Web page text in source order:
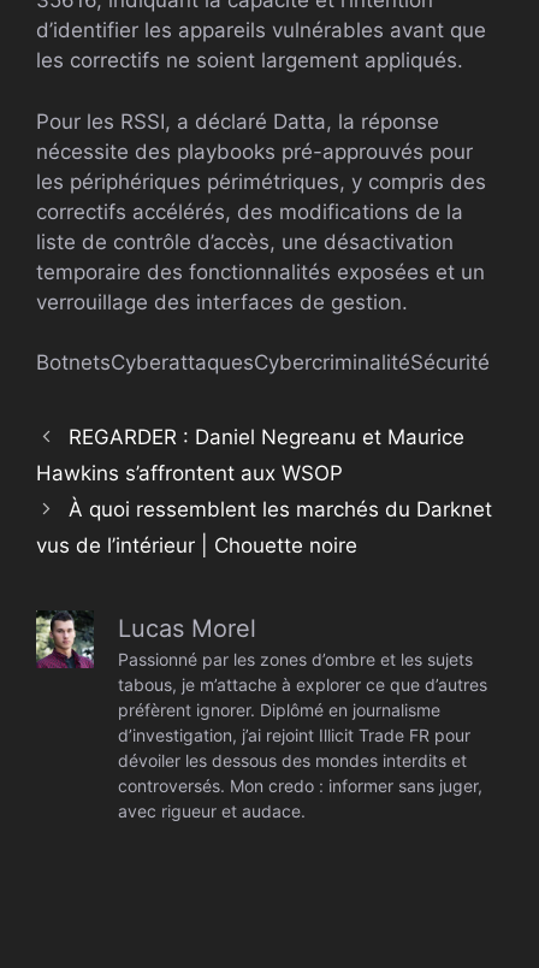
d’identifier les appareils vulnérables avant que
les correctifs ne soient largement appliqués.
Pour les RSSI, a déclaré Datta, la réponse
nécessite des playbooks pré-approuvés pour
les périphériques périmétriques, y compris des
correctifs accélérés, des modifications de la
liste de contrôle d’accès, une désactivation
temporaire des fonctionnalités exposées et un
verrouillage des interfaces de gestion.
BotnetsCyberattaquesCybercriminalitéSécurité
REGARDER : Daniel Negreanu et Maurice
Hawkins s’affrontent aux WSOP
À quoi ressemblent les marchés du Darknet
vus de l’intérieur | Chouette noire
Lucas Morel
Passionné par les zones d’ombre et les sujets
tabous, je m’attache à explorer ce que d’autres
préfèrent ignorer. Diplômé en journalisme
d’investigation, j’ai rejoint Illicit Trade FR pour
dévoiler les dessous des mondes interdits et
controversés. Mon credo : informer sans juger,
avec rigueur et audace.